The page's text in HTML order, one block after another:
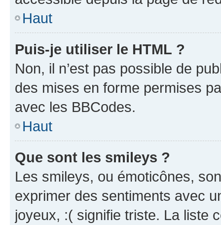
Haut
Puis-je utiliser le HTML ?
Non, il n’est pas possible de
des mises en forme permises
avec les BBCodes.
Haut
Que sont les smileys ?
Les smileys, ou émoticônes,
exprimer des sentiments avec
joyeux, :( signifie triste. La liste